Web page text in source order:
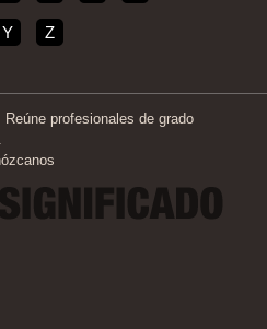
Y Z
profesionales de grado